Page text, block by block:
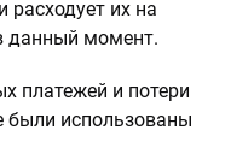
расходует их на
данный момент.
платежей и потери
были использованы